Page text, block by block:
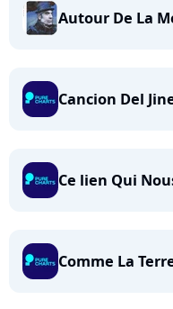
Autour De La
Cancion Del
Ce lien Qui
Comme La